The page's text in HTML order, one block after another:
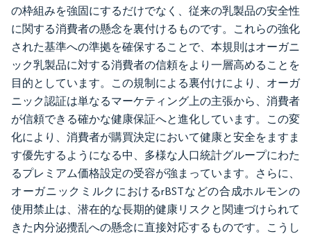
の枠組みを強固にするだけでなく、従来の乳製品の安全性
に関する消費者の懸念を裏付けるものです。これらの強化
された基準への準拠を確保することで、本規則はオーガニ
ック乳製品に対する消費者の信頼をより一層高めることを
目的としています。この規制による裏付けにより、オーガ
ニック認証は単なるマーケティング上の主張から、消費者
が信頼できる確かな健康保証へと進化しています。この変
化により、消費者が購買決定において健康と安全をますま
す優先するようになる中、多様な人口統計グループにわた
るプレミアム価格設定の受容が強まっています。さらに、
オーガニックミルクにおけるrBSTなどの合成ホルモンの
使用禁止は、潜在的な長期的健康リスクと関連づけられて
きた内分泌攪乱への懸念に直接対応するものです。こうし